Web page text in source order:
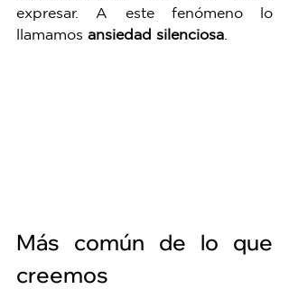
expresar. A este fenómeno lo
llamamos ansiedad silenciosa
Más común de lo que
creemos